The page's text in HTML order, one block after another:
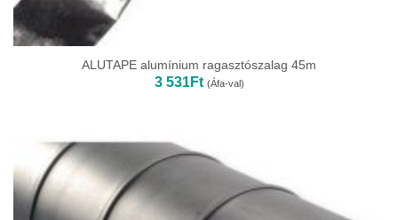
ALUTAPE alumínium ragasztószalag 45m
3 531Ft (Áfa-val)